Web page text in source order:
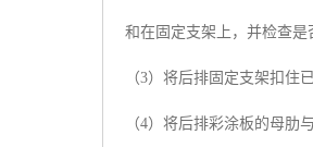
和在固定支架上，并检查是
（3）将后排固定支架扣住
（4）将后排彩涂板的母